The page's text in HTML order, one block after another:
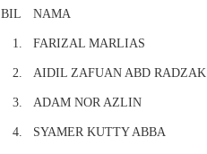
BIL NAMA
1. FARIZAL MARLIAS
2. AIDIL ZAFUAN ABD RADZAK
3. ADAM NOR AZLIN
4. SYAMER KUTTY ABBA